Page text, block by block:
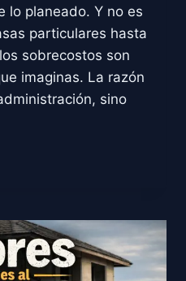
lo planeado. Y no es
particulares hasta
sobrecostos son
imaginas. La razón
sino